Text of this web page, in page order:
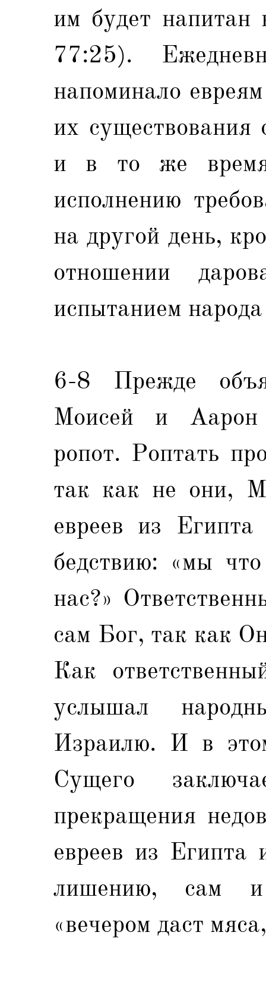
им будет
77:25).
напоминало
их
и в то же
исполнению
на другой день,
отношении
испытанием
6-8 Прежде
Моисей и Аарон
ропот. Роптать
так как не они,
евреев из Египта
бедствию: «мы
нас?»
сам Бог, так как
Как
услышал
Израилю. И в
Сущего
прекращения
евреев из Египта
лишению, сам и
«вечером даст